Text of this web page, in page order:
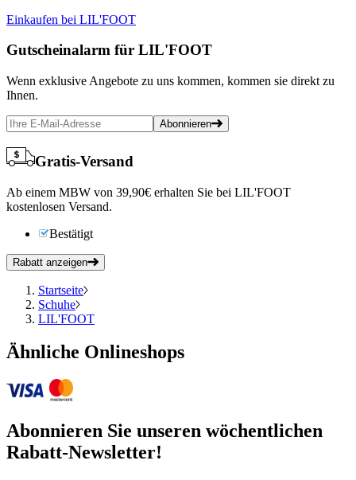
Einkaufen bei LIL'FOOT
Gutscheinalarm für LIL'FOOT
Wenn exklusive Angebote zu uns kommen, kommen sie direkt zu
Ihnen.
Abonnieren
Gratis-Versand
Ab einem MBW von 39,90€ erhalten Sie bei LIL'FOOT
kostenlosen Versand.
Bestätigt
Rabatt anzeigen
Startseite
Schuhe
LIL'FOOT
Ähnliche Onlineshops
Abonnieren Sie unseren wöchentlichen
Rabatt-Newsletter!